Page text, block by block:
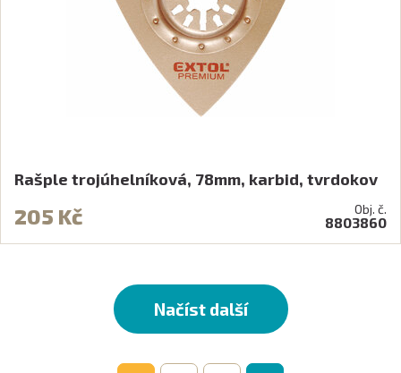
Rašple trojúhelníková, 78mm, karbid, tvrdokov
205 Kč Obj. č.
8803860
Načíst další